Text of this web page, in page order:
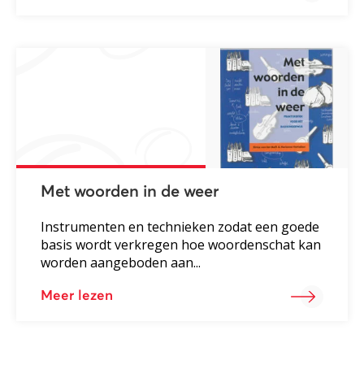
Met woorden in de weer
Instrumenten en technieken zodat een goede
basis wordt verkregen hoe woordenschat kan
worden aangeboden aan...
Meer lezen